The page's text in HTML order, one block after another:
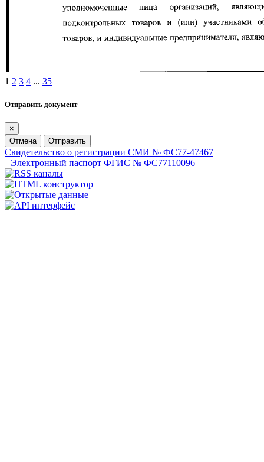
1 2 3 4 ... 35
Отправить документ
×
Отмена
Отправить
Свидетельство о регистрации СМИ № ФС77-47467
Электронный паспорт ФГИС № ФС77110096